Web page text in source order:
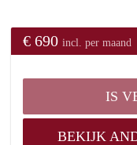
€ 690 incl. per maand
IS
BEKIJK